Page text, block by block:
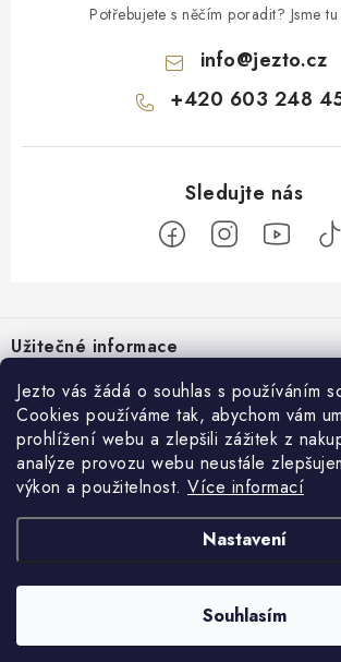
Jezto vás žádá o souhlas s používáním
Cookies používáme tak, abychom vám
prohlížení webu a zlepšili zážitek z
analýze provozu webu neustále
výkon a použitelnost. Více informací
Nastavení
Souhlasím
Potřebujete s něčím poradit? Jsme
info@jezto.cz
+420 603 248
pUžitečné informace
O nás
Náš příběh
Firemní dárky
Kariéra
Blog
Zákaznický servis
Obchodní podmínky
Ochrana osobních údajů
Doprava & platba
Hodnocení obchodu
Přijímáme online platby
Facebook
. Všechna práva vyhrazena.